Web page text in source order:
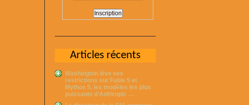
Articles récents
Washington lève ses
restrictions sur Fable 5 et
Mythos 5, les modèles les plus
puissants d’Anthropic …